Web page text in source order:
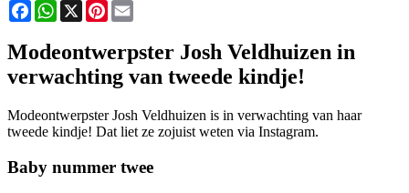
FacebookWhatsApp
X Pinterest
Modeontwerpster Josh Veldhuizen in
verwachting van tweede kindje!
Modeontwerpster Josh Veldhuizen is in verwachting van haar
tweede kindje! Dat liet ze zojuist weten via Instagram.
Baby nummer twee